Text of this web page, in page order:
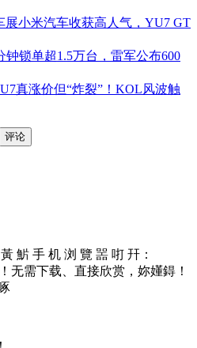
展小米汽车收获高人气，YU7 GT
钟锁单超1.5万台，雷军公布600
真涨价但“炸裂”！KOL风波触
评论
魸 手 机 浏 覽 噐 咑 幵：
无需下载、直接欣赏，妳嬞鍀！